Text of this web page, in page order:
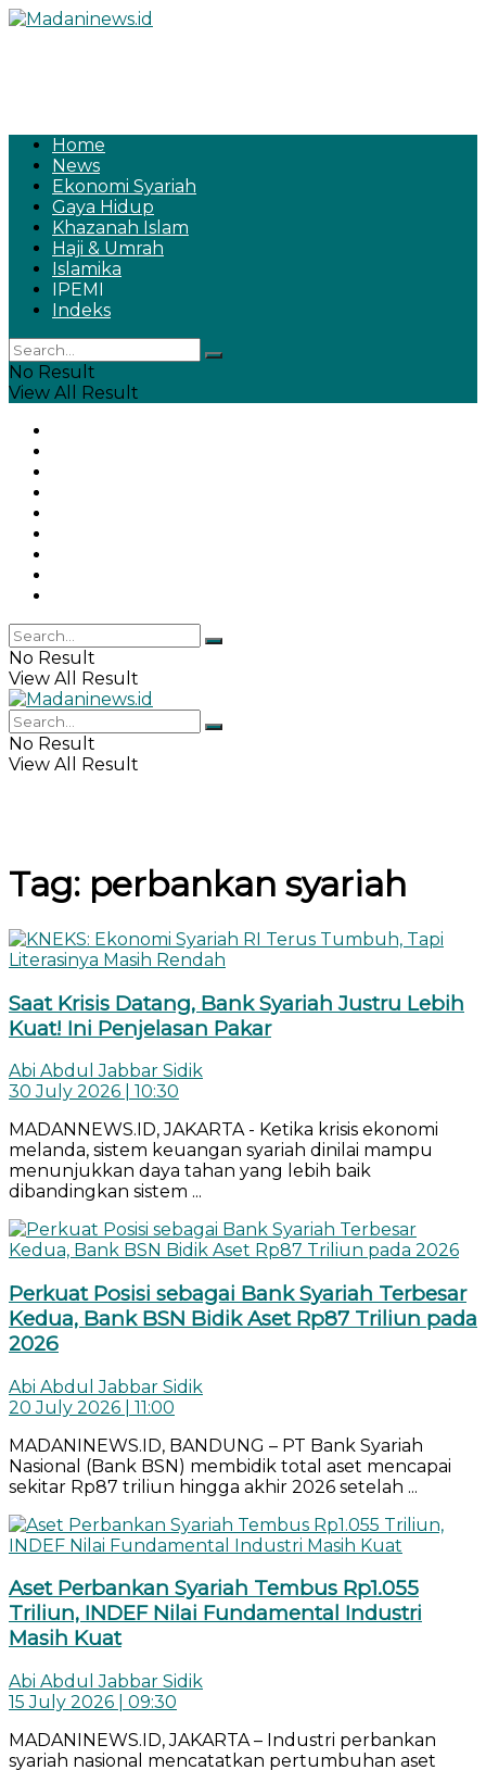
Home
News
Ekonomi Syariah
Gaya Hidup
Khazanah Islam
Haji & Umrah
Islamika
IPEMI
Indeks
No Result
View All Result
No Result
View All Result
No Result
View All Result
Tag: perbankan syariah
Saat Krisis Datang, Bank Syariah Justru Lebih
Kuat! Ini Penjelasan Pakar
Abi Abdul Jabbar Sidik
30 July 2026 | 10:30
MADANNEWS.ID, JAKARTA - Ketika krisis ekonomi
melanda, sistem keuangan syariah dinilai mampu
menunjukkan daya tahan yang lebih baik
dibandingkan sistem ...
Perkuat Posisi sebagai Bank Syariah Terbesar
Kedua, Bank BSN Bidik Aset Rp87 Triliun pada
2026
Abi Abdul Jabbar Sidik
20 July 2026 | 11:00
MADANINEWS.ID, BANDUNG – PT Bank Syariah
Nasional (Bank BSN) membidik total aset mencapai
sekitar Rp87 triliun hingga akhir 2026 setelah ...
Aset Perbankan Syariah Tembus Rp1.055
Triliun, INDEF Nilai Fundamental Industri
Masih Kuat
Abi Abdul Jabbar Sidik
15 July 2026 | 09:30
MADANINEWS.ID, JAKARTA – Industri perbankan
syariah nasional mencatatkan pertumbuhan aset